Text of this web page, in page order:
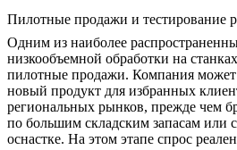
Пилотные продажи и тестирование
Одним из наиболее
низкообъемной обработки на
пилотные продажи. Компания может
новый продукт для избранных
региональных рынков, прежде чем
по большим складским запасам или
оснастке. На этом этапе спрос